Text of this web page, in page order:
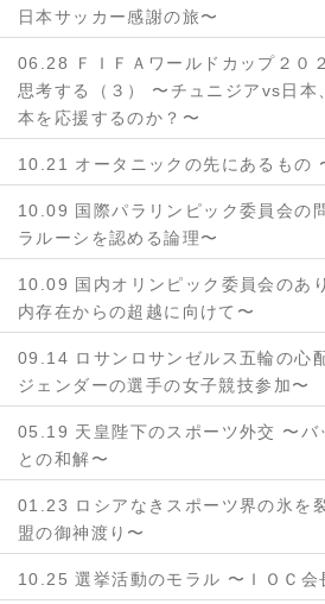
日本サッカー感謝の旅〜
06.28 ＦＩＦＡワールドカップ２０
思考する（３） 〜チュニジアvs日本
本を応援するのか？〜
10.21 オータニックの先にあるもの
10.09 国際パラリンピック委員会の
ラルーシを認める論理〜
10.09 国内オリンピック委員会のあ
内存在からの超越に向けて〜
09.14 ロサンロサンゼルス五輪の心
ジェンダーの選手の女子競技参加〜
05.19 天皇陛下のスポーツ外交 〜バ
との和解〜
01.23 ロシアなきスポーツ界の氷を
盟の御神渡り〜
10.25 選挙活動のモラル 〜ＩＯＣ会